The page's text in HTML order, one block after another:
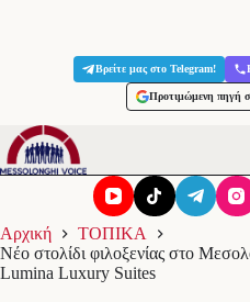
Βρείτε μας στο Telegram!
Προτιμώμενη πηγή
Αρχική
ΤΟΠΙΚΑ
Νέο στολίδι φιλοξενίας στο
Lumina Luxury Suites